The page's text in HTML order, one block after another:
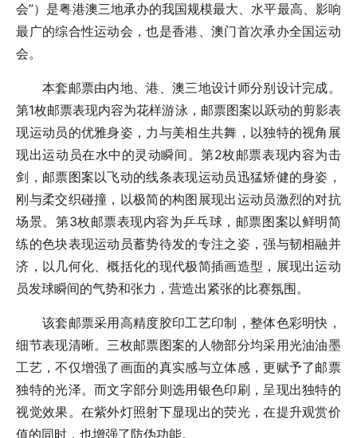
会”）是粤港澳三地承办的我国规模最大、水平最高、影响
最广的综合性运动会，也是香港、澳门首次承办全国运动
会。
本套邮票由内地、港、澳三地设计师分别设计完成。
第1枚邮票表现内容为花样游泳，邮票图案以跃动的剪影表
现运动员的优雅身姿，力与美相生共舞，以独特的视角展
现出运动员在水中的灵动瞬间。第2枚邮票表现内容为击
剑，邮票图案以飞动的线条表现运动员迅猛矫健的身姿，
刚与柔交织碰撞，以极简的构图展现出运动员激烈的对抗
场景。第3枚邮票表现内容为乒乓球，邮票图案以鲜明简
练的色块表现运动员蓄势待发的专注之姿，强与韧相融并
济，以几何化、概括化的现代极简插画造型，展现出运动
员发球瞬间的气势和张力，营造出紧张的比赛氛围。
该套邮票采用高精度胶印工艺印制，整体色彩明快，
细节表现清晰。三枚邮票图案的人物部分均采用光油油墨
工艺，不仅增强了画面的真实感与立体感，更赋予了邮票
独特的光泽。而文字部分则选用银色印刷，呈现出独特的
视觉效果。在紫外灯照射下显现出的荧光，在提升观赏价
值的同时，也增强了防伪功能。